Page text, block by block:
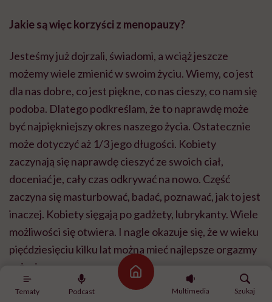
Tematy Podcast
Strona główna
Multimedia
Szukaj
Jakie są więc korzyści z menopauzy?
Jesteśmy już dojrzali, świadomi, a wciąż jeszcze
możemy wiele zmienić w swoim życiu. Wiemy, co jest
dla nas dobre, co jest piękne, co nas cieszy, co nam się
podoba. Dlatego podkreślam, że to naprawdę może
być najpiękniejszy okres naszego życia. Ostatecznie
może dotyczyć aż 1/3 jego długości. Kobiety
zaczynają się naprawdę cieszyć ze swoich ciał,
doceniać je, cały czas odkrywać na nowo. Część
zaczyna się masturbować, badać, poznawać, jak to jest
inaczej. Kobiety sięgają po gadżety, lubrykanty. Wiele
możliwości się otwiera. I nagle okazuje się, że w wieku
pięćdziesięciu kilku lat można mieć najlepsze orgazmy
w życiu.
I nawiązując do tego, co wcześniej – jeśli facet